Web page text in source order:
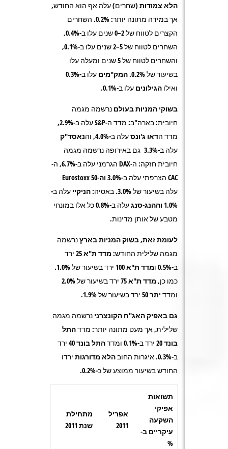
הלא צמודות (שחרים) עלה אף הוא החודש,
אך במידה מתונה יותר:0.2%. השחרים
הקצרים לטווח של 2–0 שנים עלו ב-0.4%,
השחרים לטווח של 5–2 שנים עלו ב-0.1%,
והשחרים לטווח של 5 שנים ומעלה עלו
בשיעור של 0.2%.
המק"מים
עלו ב-0.3%
ואילו הגילונים עלו ב-0.1%.
בשוקי המניות בעולם נרשמה מגמה
חיובית: בארה"ב: מדד ה-S&P
עלה ב-2.9%,
מדד הדאו ג'ונסעלה ב-4.0%, וה
נאסד"ק
עלה ב-3.3% גם באירופה נרשמה מגמה
חיובית חזקה: ה-DAX הגרמני עלה ב-6.7%, ה-
CAC הצרפתי עלה ב-3.0%
וה-Eurostoxx 50
עלה בשיעור של 3.0%. באסיה:
הניקיי עלה ב-
1.0% וההנג-סנג
עלה ב-0.8% כל אלו במונחי
מטבע של אותן מדינות.
לעומת זאת, בשוק המניות בארץנרשמה
מגמה שלילית החודש: מדד ת"א 25
ירד
ב-0.5% ו
מדד ת"א 100 ירד בשיעור של 1.0%
.
כמו כן, מדד ת"א 75
ירד בשיעור של 2.0%
ומדד יתר 50 ירד בשיעור של 1.9%.
גם באפיק האג"ח הקונצרני נרשמה מגמה
שלילית, אך מעט מתונה יותר: מדדהתל
בונד20 ירד ב-0.1% ומדד התל בונד 40
ירד
ב-0.3%. איגרות החוב
הלא מדורגות ירדו
החודש בשיעור ממוצע של כ-0.2%.
תשואות
אפיקי
השקעה
עיקריים ב-
%
אפריל
2011
מתחילת
שנת 2011